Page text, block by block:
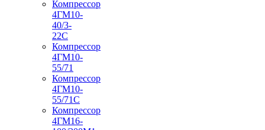
Компрессор
4ГМ10-
40/3-
22С
Компрессор
4ГМ10-
55/71
Компрессор
4ГМ10-
55/71С
Компрессор
4ГМ16-